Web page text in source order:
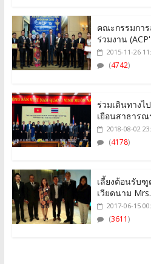
คณะกรรมกา
ร่วมงาน
2015-11-26
(4742)
ร่วมเดินทาง
เยือนสาธารณ
2018-08-02
(4178)
เลี้ยงต้อนรับ
เวียดนาม
2017-06-15
(3611)